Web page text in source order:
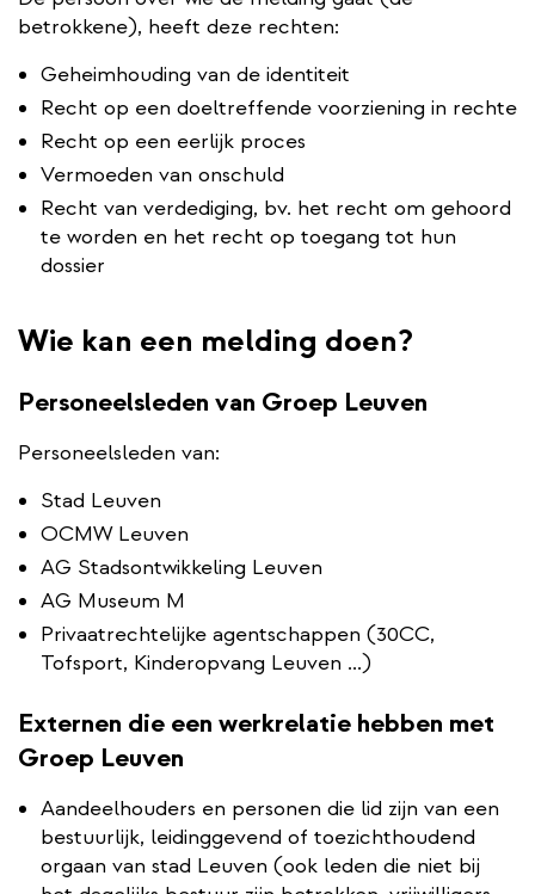
betrokkene), heeft deze rechten:
Geheimhouding van de identiteit
Recht op een doeltreffende voorziening in rechte
Recht op een eerlijk proces
Vermoeden van onschuld
Recht van verdediging, bv. het recht om gehoord
te worden en het recht op toegang tot hun
dossier
Wie kan een melding doen?
Personeelsleden van Groep Leuven
Personeelsleden van:
Stad Leuven
OCMW Leuven
AG Stadsontwikkeling Leuven
AG Museum M
Privaatrechtelijke agentschappen (30CC,
Tofsport, Kinderopvang Leuven ...)
Externen die een werkrelatie hebben met
Groep Leuven
Aandeelhouders en personen die lid zijn van een
bestuurlijk, leidinggevend of toezichthoudend
orgaan van stad Leuven (ook leden die niet bij